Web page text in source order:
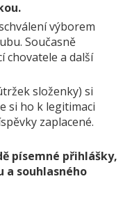
výborem
Současně
chovatele a další
složenky) si
si ho k legitimaci
zaplacené.
písemné přihlášky,
a souhlasného